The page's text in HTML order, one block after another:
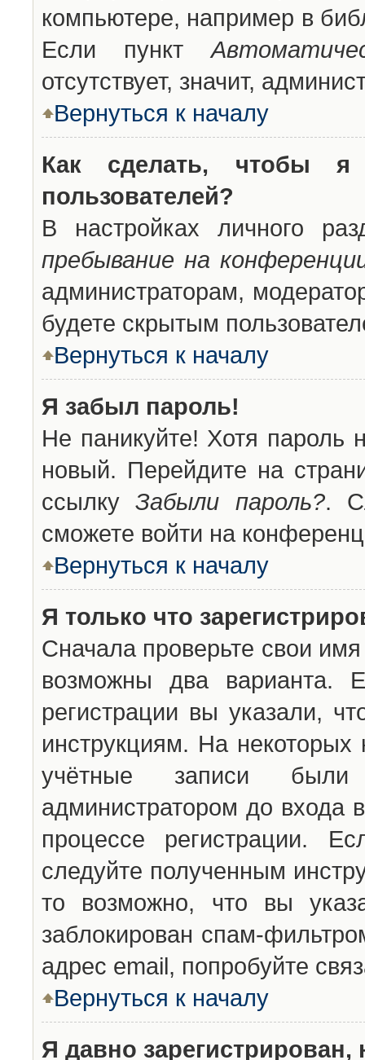
компьютере, например в
Если пункт
отсутствует, значит,
Вернуться к началу
Как сделать, чтобы
пользователей?
В настройках личного
пребывание на
администраторам,
будете скрытым
Вернуться к началу
Я забыл пароль!
Не паникуйте! Хотя пароль
новый. Перейдите на
ссылкуЗабыли пароль?.
сможете войти на
Вернуться к началу
Я только что
Сначала проверьте свои
возможны два варианта.
регистрации вы указали,
инструкциям. На
учётные записи были
администратором до входа
процессе регистрации.
следуйте полученным
то возможно, что вы
заблокирован спам-
адрес email, попробуйте
Вернуться к началу
Я давно